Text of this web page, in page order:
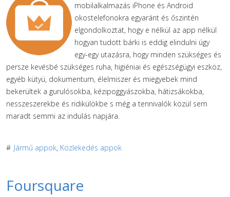
mobilalkalmazás iPhone és Android
okostelefonokra egyaránt és őszintén
elgondolkoztat, hogy e nélkül az app nélkül
hogyan tudott bárki is eddig elindulni úgy
egy-egy utazásra, hogy minden szükséges és
persze kevésbé szükséges ruha, higiéniai és egészségügyi eszköz,
egyéb kütyü, dokumentum, élelmiszer és miegyebek mind
bekerültek a gurulósokba, kézipoggyászokba, hátizsákokba,
nesszeszerekbe és ridikülökbe s még a tennivalók közül sem
maradt semmi az indulás napjára.
# Jármű appok, Közlekedés appok
Foursquare